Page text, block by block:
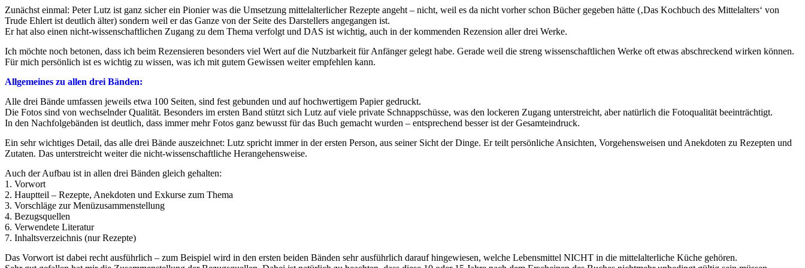
Zunächst einmal: Peter Lutz ist ganz sicher ein Pionier was die Umsetzung mittelalterlicher Rezepte angeht – nicht, weil es da nicht vorher schon Bücher gegeben hätte (‚Das Kochbuch des Mittelalters‘ von
Trude Ehlert ist deutlich älter) sondern weil er das Ganze von der Seite des Darstellers angegangen ist.
Er hat also einen nicht-wissenschaftlichen Zugang zu dem Thema verfolgt und DAS ist wichtig, auch in der kommenden Rezension aller drei Werke.
Ich möchte noch betonen, dass ich beim Rezensieren besonders viel Wert auf die Nutzbarkeit für Anfänger gelegt habe. Gerade weil die streng wissenschaftlichen Werke oft etwas abschreckend wirken können.
Für mich persönlich ist es wichtig zu wissen, was ich mit gutem Gewissen weiter empfehlen kann.
Allgemeines zu allen drei Bänden:
Alle drei Bände umfassen jeweils etwa 100 Seiten, sind fest gebunden und auf hochwertigem Papier gedruckt.
Die Fotos sind von wechselnder Qualität. Besonders im ersten Band stützt sich Lutz auf viele private Schnappschüsse, was den lockeren Zugang unterstreicht, aber natürlich die Fotoqualität beeinträchtigt.
In den Nachfolgebänden ist deutlich, dass immer mehr Fotos ganz bewusst für das Buch gemacht wurden – entsprechend besser ist der Gesamteindruck.
Ein sehr wichtiges Detail, das alle drei Bände auszeichnet: Lutz spricht immer in der ersten Person, aus seiner Sicht der Dinge. Er teilt persönliche Ansichten, Vorgehensweisen und Anekdoten zu Rezepten und
Zutaten. Das unterstreicht weiter die nicht-wissenschaftliche Herangehensweise.
Auch der Aufbau ist in allen drei Bänden gleich gehalten:
1. Vorwort
2. Hauptteil – Rezepte, Anekdoten und Exkurse zum Thema
3. Vorschläge zur Menüzusammenstellung
4. Bezugsquellen
6. Verwendete Literatur
7. Inhaltsverzeichnis (nur Rezepte)
Das Vorwort ist dabei recht ausführlich – zum Beispiel wird in den ersten beiden Bänden sehr ausführlich darauf hingewiesen, welche Lebensmittel NICHT in die mittelalterliche Küche gehören.